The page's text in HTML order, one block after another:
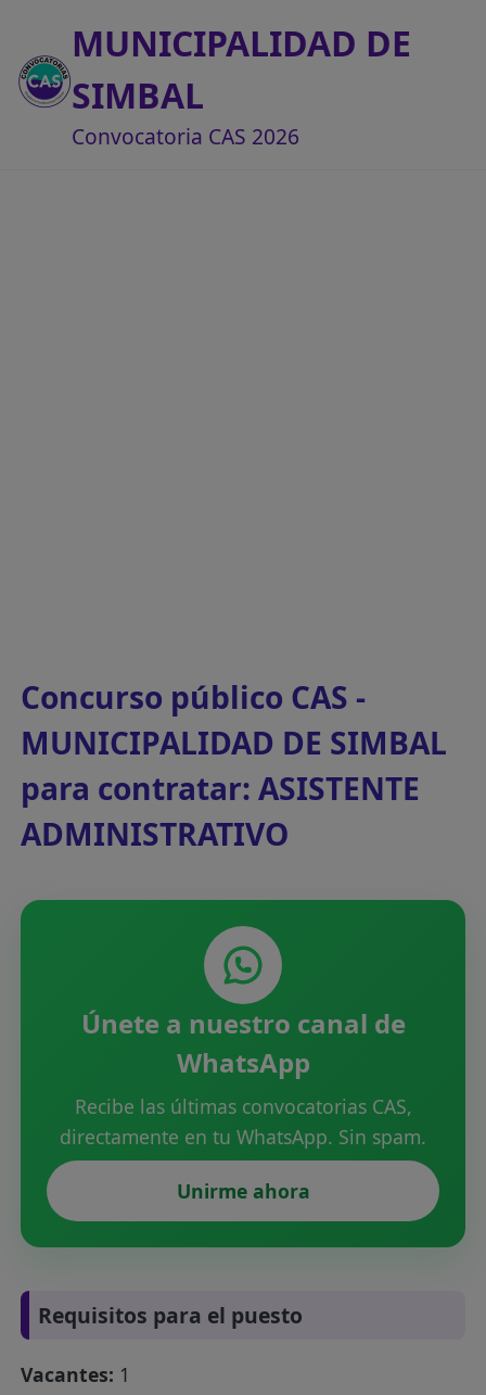
MUNICIPALIDAD DE
SIMBAL
Convocatoria CAS 2026
Concurso público CAS -
MUNICIPALIDAD DE SIMBAL
para contratar: ASISTENTE
ADMINISTRATIVO
Únete a nuestro canal de
WhatsApp
Recibe las últimas convocatorias CAS,
directamente en tu WhatsApp. Sin spam.
Unirme ahora
Requisitos para el puesto
Vacantes: 1